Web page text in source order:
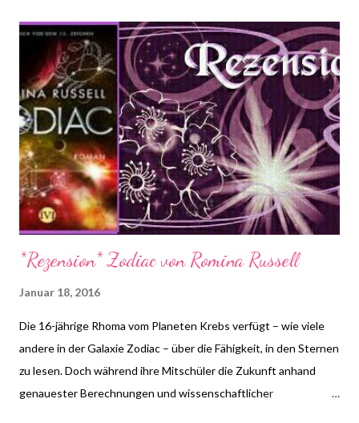
Leben gerufen wurde. Die Aktion findet wöchentlich immer
Dienstags bei Steffi & Nadja von Schlunzen-Bücher statt.
Teilnehmen darf jeder wann immer er Lust und Zeit dazu hat.
Die Fragen dürfen auch nach Dienstag noch beantwortet
werden. Bitte benutzt bei einer Teilnahme das Gemeinsam-
Lesen Logo!
*Rezension* Zodiac von Romina Russell
Januar 18, 2016
Die 16-jährige Rhoma vom Planeten Krebs verfügt – wie viele
andere in der Galaxie Zodiac – über die Fähigkeit, in den Sternen
zu lesen. Doch während ihre Mitschüler die Zukunft anhand
genauester Berechnungen und wissenschaftlicher